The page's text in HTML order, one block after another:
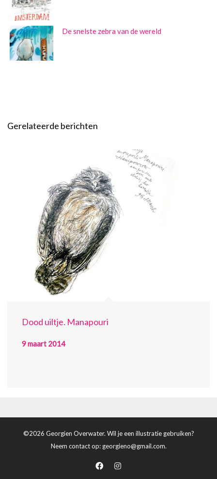
De snelste zebra van de wereld
Gerelateerde berichten
Dood uiltje. Manapouri
9 maart 2014
©2026 Georgien Overwater. Wil je een illustratie gebruiken?
Neem contact op: georgieno@gmail.com.